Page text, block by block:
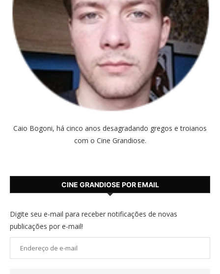
Caio Bogoni, há cinco anos desagradando gregos e troianos
com o Cine Grandiose.
CINE GRANDIOSE POR EMAIL
Digite seu e-mail para receber notificações de novas
publicações por e-mail!
Endereço